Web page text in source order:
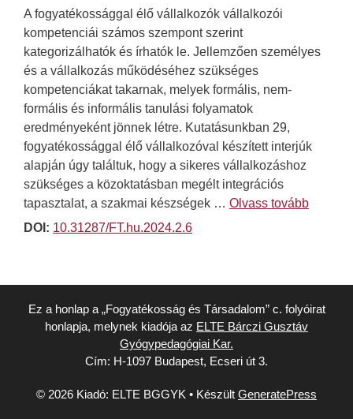
A fogyatékossággal élő vállalkozók vállalkozói
kompetenciái számos szempont szerint
kategorizálhatók és írhatók le. Jellemzően személyes
és a vállalkozás működéséhez szükséges
kompetenciákat takarnak, melyek formális, nem-
formális és informális tanulási folyamatok
eredményeként jönnek létre. Kutatásunkban 29,
fogyatékossággal élő vállalkozóval készített interjúk
alapján úgy találtuk, hogy a sikeres vállalkozáshoz
szükséges a közoktatásban megélt integrációs
tapasztalat, a szakmai készségek … Olvass tovább
DOI: 10.31287/FT.hu.2024.2.6
Ez a honlap a „Fogyatékosság és Társadalom” c. folyóirat
honlapja, melynek kiadója az ELTE Bárczi Gusztáv
Gyógypedagógiai Kar.
Cím: H-1097 Budapest, Ecseri út 3.
© 2026 Kiadó: ELTE BGGYK • Készült GeneratePress